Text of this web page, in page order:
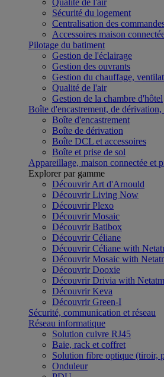
Qualité de l'air
Sécurité du logement
Centralisation des
Accessoires maison
Pilotage du batiment
Gestion de l'éclairage
Gestion des ouvrants
Gestion du chauffage,
Qualité de l'air
Gestion de la chambre d'hôtel
Boîte d'encastrement, de
Boîte d'encastrement
Boîte de dérivation
Boîte DCL et accessoires
Boîte et prise de sol
Appareillage, maison connectée et
Explorer par gamme
Découvrir Art d'Arnould
Découvrir Living Now
Découvrir Plexo
Découvrir Mosaic
Découvrir Batibox
Découvrir Céliane
Découvrir Céliane with
Découvrir Mosaic with
Découvrir Dooxie
Découvrir Drivia with
Découvrir Keva
Découvrir Green-I
Sécurité, communication et réseau
Réseau informatique
Solution cuivre RJ45
Baie, rack et coffret
Solution fibre optique (tiroir,
Onduleur